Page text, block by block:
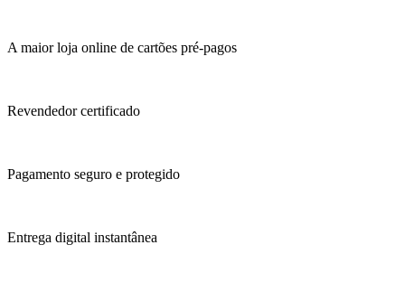
A maior loja online de cartões pré-pagos
Revendedor certificado
Pagamento seguro e protegido
Entrega digital instantânea